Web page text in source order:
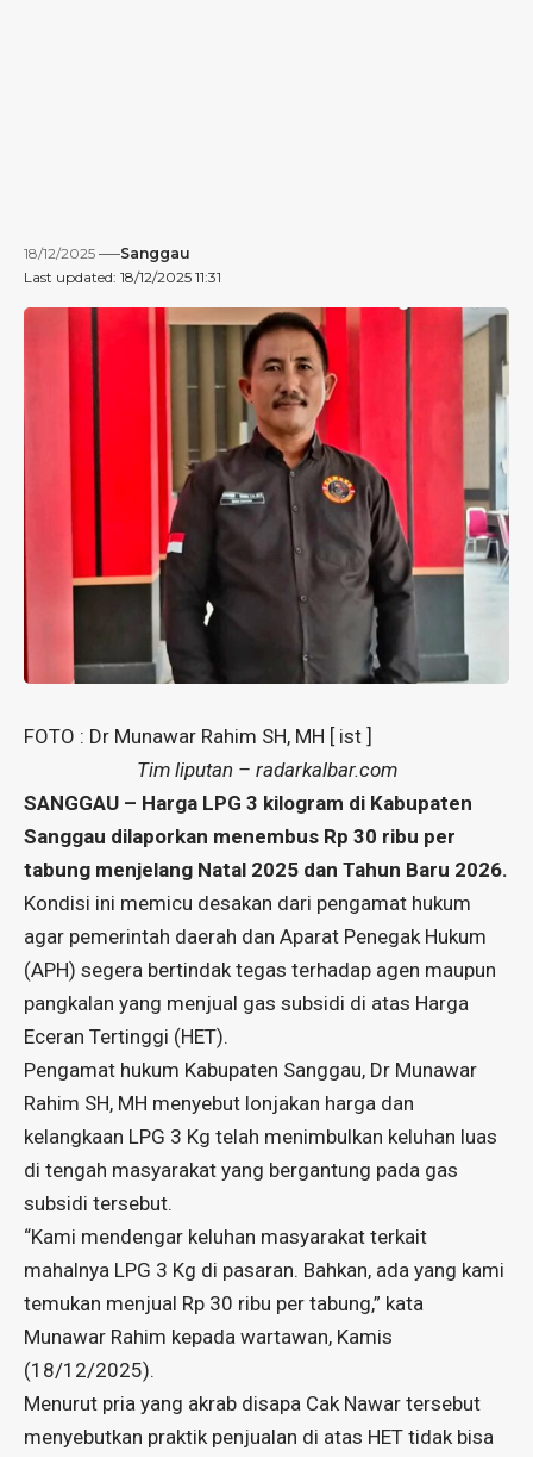
Last updated: 18/12/2025 11:31
18/12/2025 Sanggau
FOTO : Dr Munawar Rahim SH, MH [ ist ]
Tim liputan – radarkalbar.com
SANGGAU – Harga LPG 3 kilogram di Kabupaten
Sanggau dilaporkan menembus Rp 30 ribu per
tabung menjelang Natal 2025 dan Tahun Baru 2026.
Kondisi ini memicu desakan dari pengamat hukum
agar pemerintah daerah dan Aparat Penegak Hukum
(APH) segera bertindak tegas terhadap agen maupun
pangkalan yang menjual gas subsidi di atas Harga
Eceran Tertinggi (HET).
Pengamat hukum Kabupaten Sanggau, Dr Munawar
Rahim SH, MH menyebut lonjakan harga dan
kelangkaan LPG 3 Kg telah menimbulkan keluhan luas
di tengah masyarakat yang bergantung pada gas
subsidi tersebut.
“Kami mendengar keluhan masyarakat terkait
mahalnya LPG 3 Kg di pasaran. Bahkan, ada yang kami
temukan menjual Rp 30 ribu per tabung,” kata
Munawar Rahim kepada wartawan, Kamis
(18/12/2025).
Menurut pria yang akrab disapa Cak Nawar tersebut
menyebutkan praktik penjualan di atas HET tidak bisa